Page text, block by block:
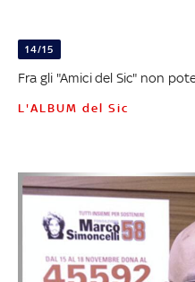
14/15
Fra gli "Amici del Sic" non
L'ALBUM del Sic